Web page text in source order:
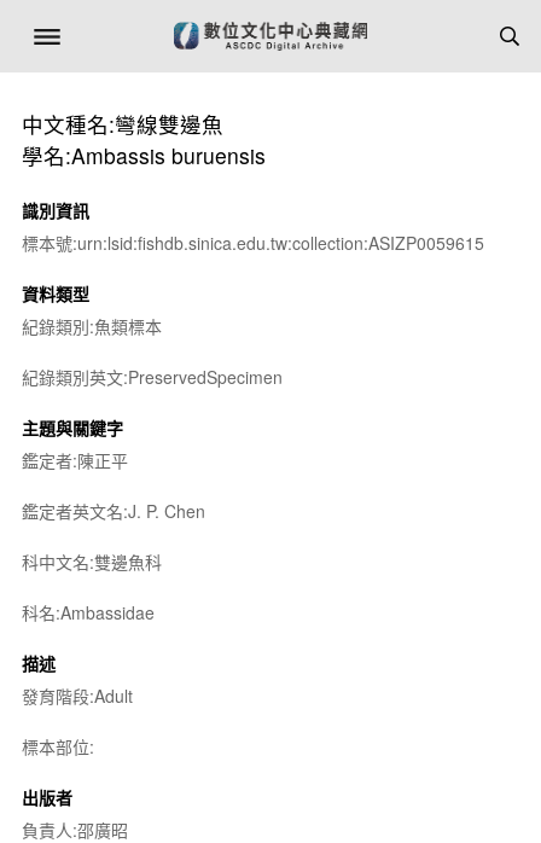
中文種名:彎線雙邊魚
學名:Ambassis buruensis
識別資訊
標本號:urn:lsid:fishdb.sinica.edu.tw:collection:ASIZP0059615
資料類型
紀錄類別:魚類標本
紀錄類別英文:PreservedSpecimen
主題與關鍵字
鑑定者:陳正平
鑑定者英文名:J. P. Chen
科中文名:雙邊魚科
科名:Ambassidae
描述
發育階段:Adult
標本部位:
出版者
負責人:邵廣昭